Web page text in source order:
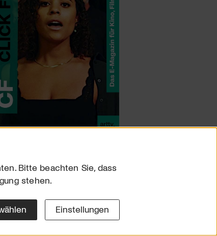
Bitte beachten Sie, dass
stehen.
Einstellungen